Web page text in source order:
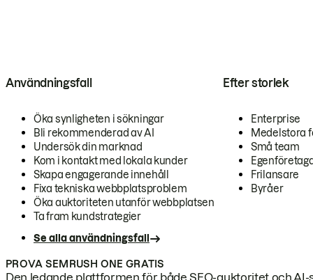
Användningsfall
Öka synligheten i sökningar
Bli rekommenderad av AI
Undersök din marknad
Kom i kontakt med lokala kunder
Skapa engagerande innehåll
Fixa tekniska webbplatsproblem
Öka auktoriteten utanför webbplatsen
Ta fram kundstrategier
Se alla användningsfall
Efter storlek
Enterprise
Medelstora
Små team
Frilansare
Byråer
PROVA SEMRUSH ONE GRATIS
Den ledande plattformen för både SEO-auktoritet och AI-